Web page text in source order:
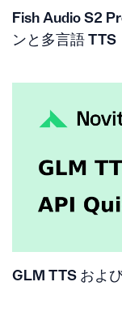
Fish Audio S2
ンと多言語 TTS
GLM TTS およ